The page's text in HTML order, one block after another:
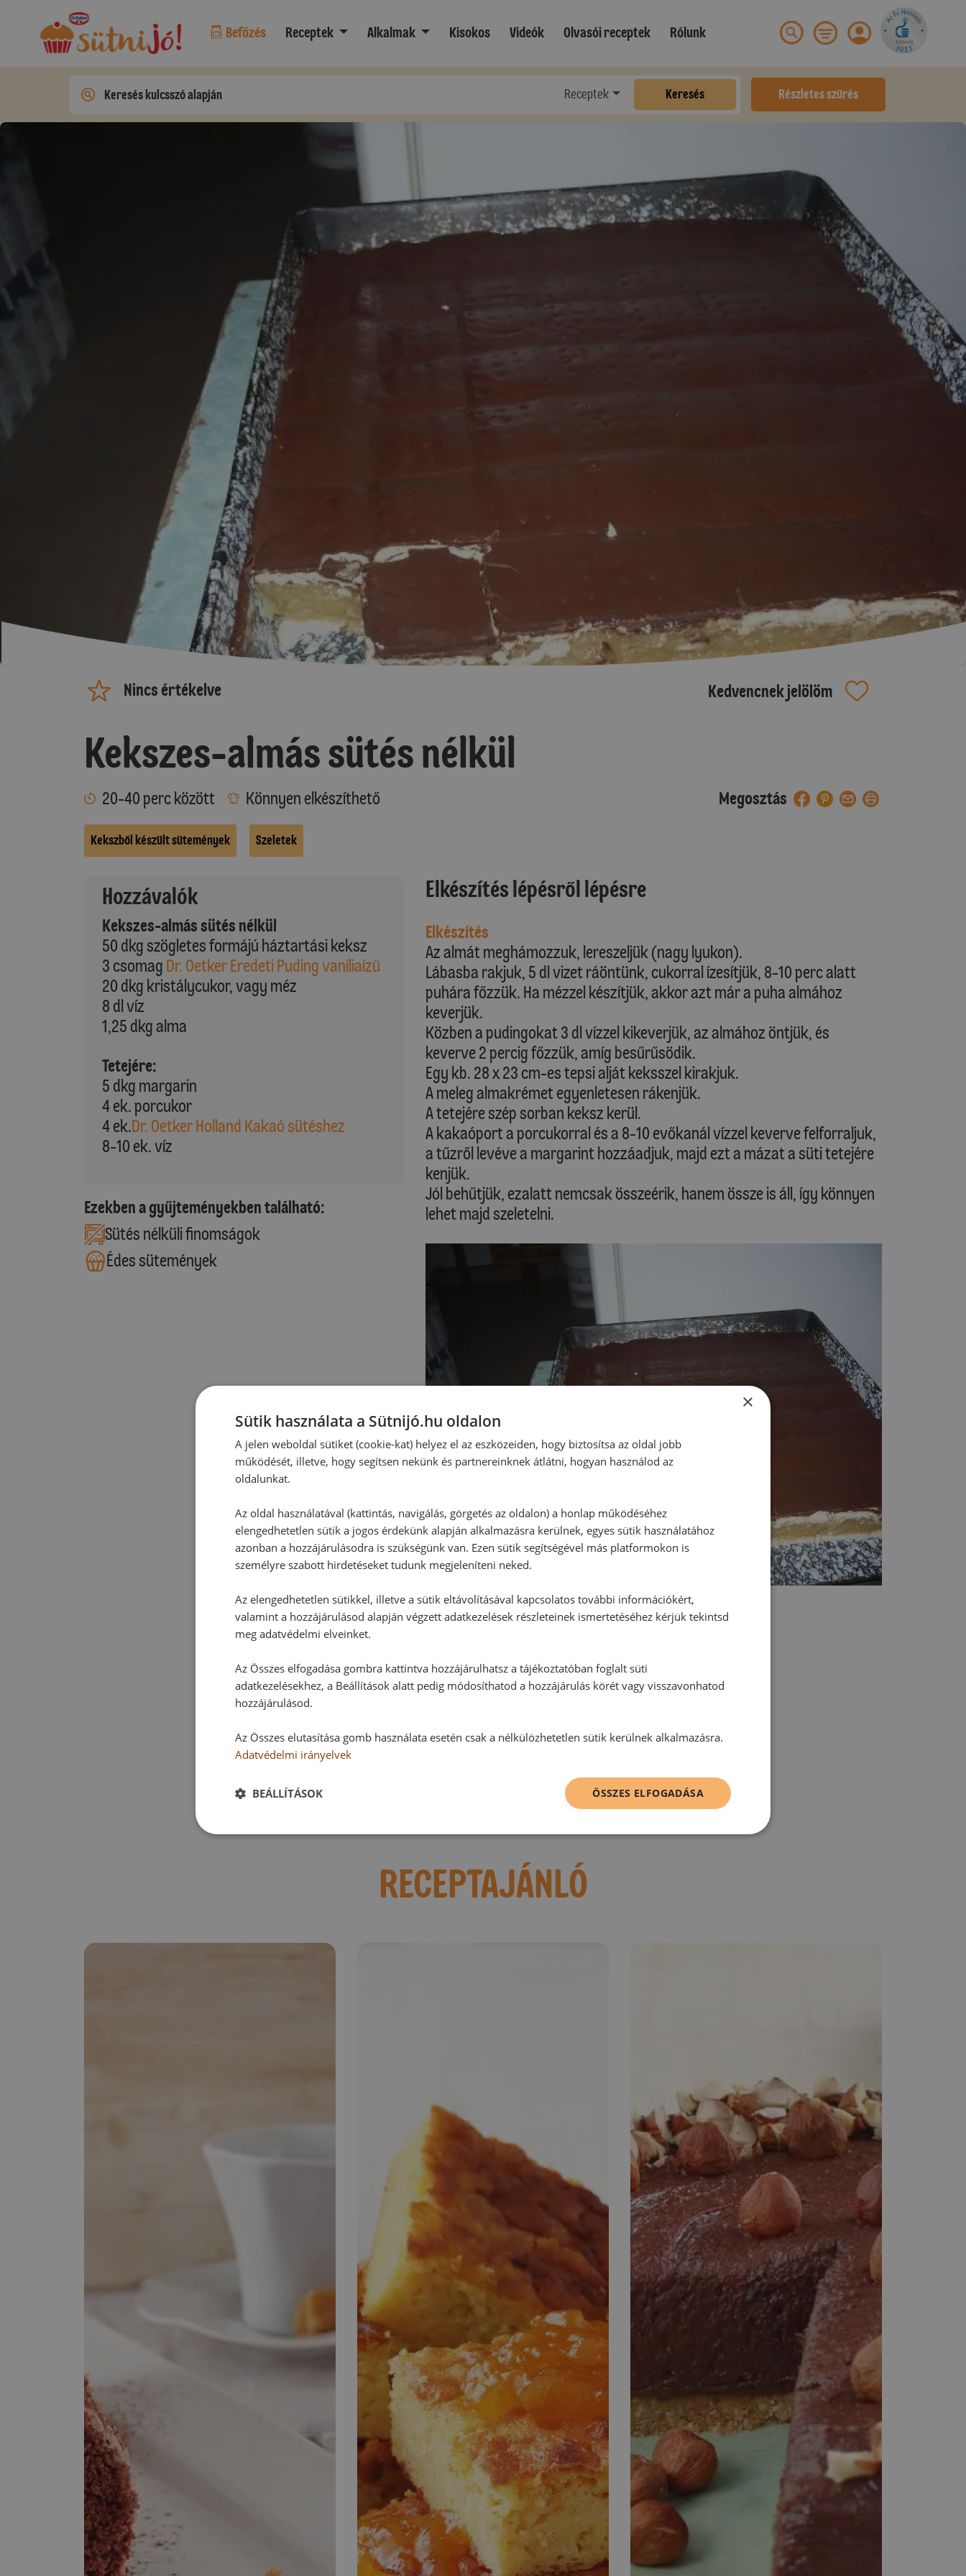
Befőzés Receptek Alkalmak Kisokos Videók Olvasói receptek Rólunk
Receptek Keresés Részletes szűrés
Nincs értékelve Kedvencnek jelölöm
Kekszes-almás sütés nélkül
20-40 perc között Könnyen elkészíthető Megosztás
Kekszből készült sütemények Szeletek
Hozzávalók
Kekszes-almás sütés nélkül
50 dkg szögletes formájú háztartási keksz
3 csomag Dr. Oetker Eredeti Puding vaníliaízű
20 dkg kristálycukor, vagy méz
8 dl víz
1,25 dkg alma
Tetejére:
5 dkg margarin
4 ek. porcukor
4 ek.Dr. Oetker Holland Kakaó sütéshez
8-10 ek. víz
Ezekben a gyűjteményekben található:
Sütés nélküli finomságok
Édes sütemények
Elkészítés lépésről lépésre
Elkészítés
Az almát meghámozzuk, lereszeljük (nagy lyukon).
Lábasba rakjuk, 5 dl vizet ráöntünk, cukorral ízesítjük, 8-10 perc alatt
puhára főzzük. Ha mézzel készítjük, akkor azt már a puha almához
keverjük.
Közben a pudingokat 3 dl vízzel kikeverjük, az almához öntjük, és
keverve 2 percig főzzük, amíg besűrűsödik.
Egy kb. 28 x 23 cm-es tepsi alját keksszel kirakjuk.
A meleg almakrémet egyenletesen rákenjük.
A tetejére szép sorban keksz kerül.
A kakaóport a porcukorral és a 8-10 evőkanál vízzel keverve felforraljuk,
a tűzről levéve a margarint hozzáadjuk, majd ezt a mázat a süti tetejére
kenjük.
Jól behűtjük, ezalatt nemcsak összeérik, hanem össze is áll, így könnyen
lehet majd szeletelni.
Ehhez a recepthez még nem érkezett hozzászólás.
Vélemény írásához, kérjük,jelentkezz be!
RECEPTAJÁNLÓ
×
Sütik használata a Sütnijó.hu oldalon
A jelen weboldal sütiket (cookie-kat) helyez el az eszközeiden, hogy biztosítsa az oldal jobb
működését, illetve, hogy segítsen nekünk és partnereinknek átlátni, hogyan használod az
oldalunkat.
Az oldal használatával (kattintás, navigálás, görgetés az oldalon) a honlap működéséhez
elengedhetetlen sütik a jogos érdekünk alapján alkalmazásra kerülnek, egyes sütik használatához
azonban a hozzájárulásodra is szükségünk van. Ezen sütik segítségével más platformokon is
személyre szabott hirdetéseket tudunk megjeleníteni neked.
Az elengedhetetlen sütikkel, illetve a sütik eltávolításával kapcsolatos további információkért,
valamint a hozzájárulásod alapján végzett adatkezelések részleteinek ismertetéséhez kérjük tekintsd
meg adatvédelmi elveinket.
Az Összes elfogadása gombra kattintva hozzájárulhatsz a tájékoztatóban foglalt süti
adatkezelésekhez, a Beállítások alatt pedig módosíthatod a hozzájárulás körét vagy visszavonhatod
hozzájárulásod.
Az Összes elutasítása gomb használata esetén csak a nélkülözhetetlen sütik kerülnek alkalmazásra.
Adatvédelmi irányelvek
ÖSSZES ELFOGADÁSA
BEÁLLÍTÁSOK